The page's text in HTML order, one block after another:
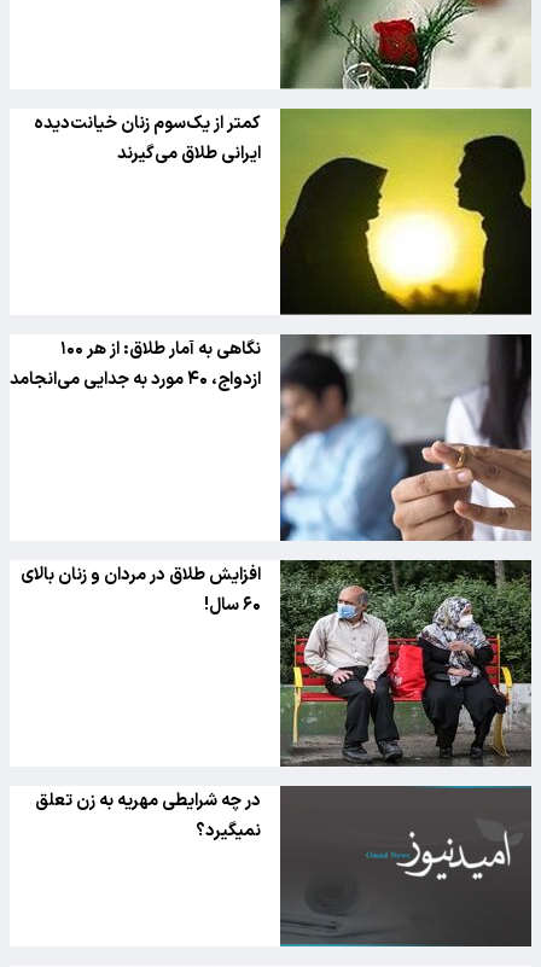
کمتر از یک‌سوم زنان خیانت‌دیده
ایرانی طلاق می‌گیرند
نگاهی به آمار طلاق: از هر ۱۰۰
ازدواج، ۴۰ مورد به جدایی می‌انجامد
افزایش طلاق در مردان و زنان بالای
۶۰ سال!
در چه شرایطی مهریه به زن تعلق
نمیگیرد؟